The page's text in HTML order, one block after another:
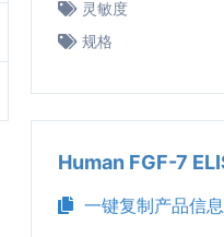
灵敏度
规格
Human FGF-7
一键复制产品信息